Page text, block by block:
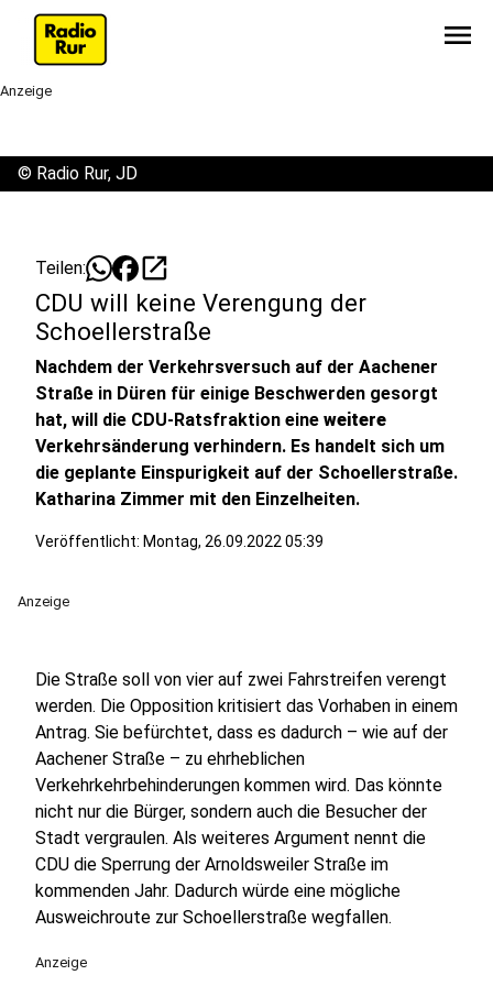
menu
Anzeige
© Radio Rur, JD
Teilen: open_in_new
CDU will keine Verengung der
Schoellerstraße
Nachdem der Verkehrsversuch auf der Aachener
Straße in Düren für einige Beschwerden gesorgt
hat, will die CDU-Ratsfraktion eine weitere
Verkehrsänderung verhindern. Es handelt sich um
die geplante Einspurigkeit auf der Schoellerstraße.
Katharina Zimmer mit den Einzelheiten.
Veröffentlicht: Montag, 26.09.2022 05:39
Anzeige
Die Straße soll von vier auf zwei Fahrstreifen verengt
werden. Die Opposition kritisiert das Vorhaben in einem
Antrag. Sie befürchtet, dass es dadurch – wie auf der
Aachener Straße – zu ehrheblichen
Verkehrkehrbehinderungen kommen wird. Das könnte
nicht nur die Bürger, sondern auch die Besucher der
Stadt vergraulen. Als weiteres Argument nennt die
CDU die Sperrung der Arnoldsweiler Straße im
kommenden Jahr. Dadurch würde eine mögliche
Ausweichroute zur Schoellerstraße wegfallen.
Anzeige